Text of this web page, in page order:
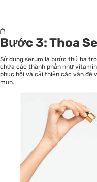
Bước 3: Thoa
Sử dụng serum là bước thứ ba
chứa các thành phần như
phục hồi và cải thiện các vấn đề
mụn.